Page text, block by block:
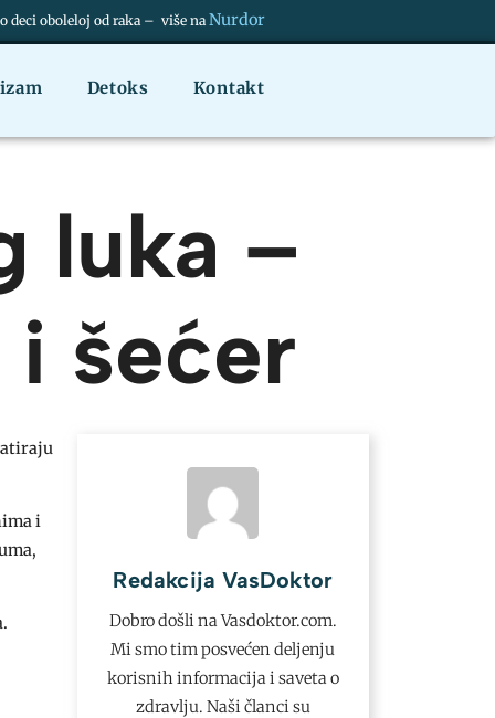
deci oboleloj od raka – više na Nurdor
Detoks Kontakt
luka –
šećer
i
Redakcija VasDoktor
Dobro došli na Vasdoktor.com.
Mi smo tim posvećen deljenju
korisnih informacija i saveta o
zdravlju. Naši članci su